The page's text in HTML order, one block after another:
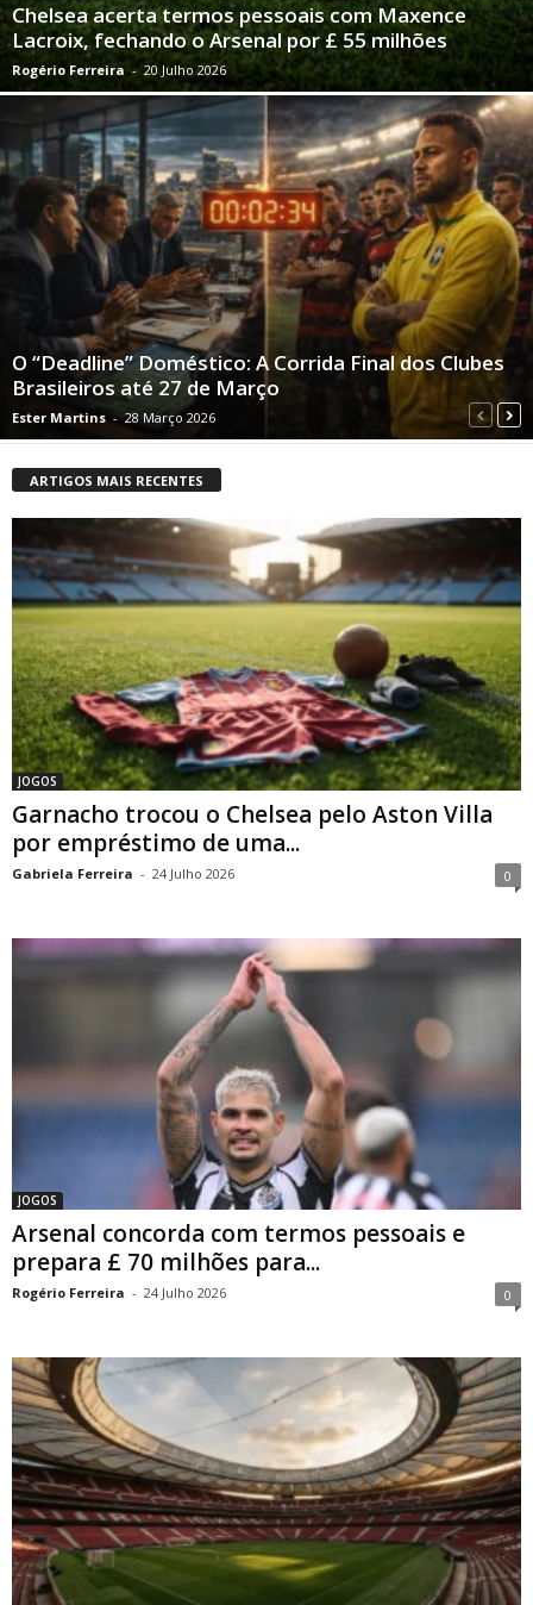
Chelsea acerta termos pessoais com Maxence
Lacroix, fechando o Arsenal por £ 55 milhões
Rogério Ferreira - 20 Julho 2026
O “Deadline” Doméstico: A Corrida Final dos Clubes
Brasileiros até 27 de Março
Ester Martins - 28 Março 2026
ARTIGOS MAIS RECENTES
JOGOS
Garnacho trocou o Chelsea pelo Aston Villa
por empréstimo de uma...
Gabriela Ferreira - 24 Julho 2026 0
JOGOS
Arsenal concorda com termos pessoais e
prepara £ 70 milhões para...
Rogério Ferreira - 24 Julho 2026 0